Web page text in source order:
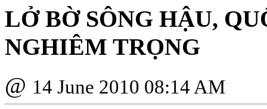
LỞ BỜ SÔNG HẬU,
NGHIÊM TRỌNG
@ 14 June 2010 08:14 AM